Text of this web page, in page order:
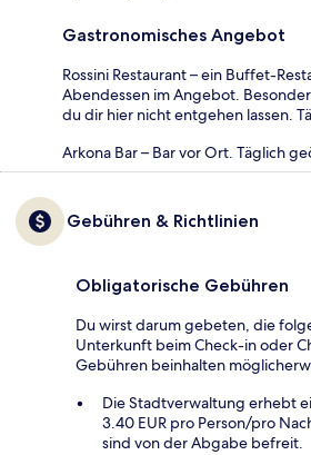
Gastronomisches Angebot
Rossini Restaurant – ein Buffet-
Abendessen im Angebot.
du dir hier nicht entgehen lassen.
Arkona Bar – Bar vor Ort. Täglich
Gebühren & Richtlinien
Obligatorische Gebühren
Du wirst darum gebeten, die
Unterkunft beim Check-in oder
Gebühren beinhalten
Die Stadtverwaltung erhebt
3.40 EUR pro Person/pro
sind von der Abgabe befreit.